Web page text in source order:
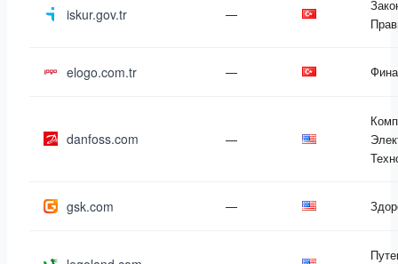
iskur.gov.tr —
elogo.com.tr —
danfoss.com —
gsk.com —